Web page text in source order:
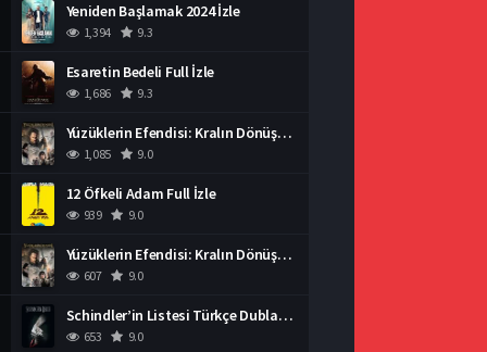
Yeniden Başlamak 2024 İzle
1,394 9.3
Esaretin Bedeli Full İzle
1,686 9.3
Yüzüklerin Efendisi: Kralın Dönüşü İzle
1,085 9.0
12 Öfkeli Adam Full İzle
939 9.0
Yüzüklerin Efendisi: Kralın Dönüşü İzle
607 9.0
Schindler’in Listesi Türkçe Dublaj İzle
653 9.0